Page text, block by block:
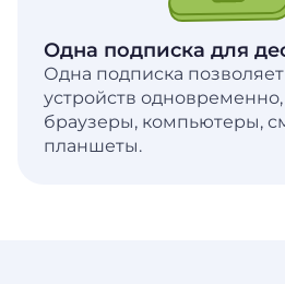
Одна подписка для
Одна подписка
устройств
браузеры, компьютеры,
планшеты.